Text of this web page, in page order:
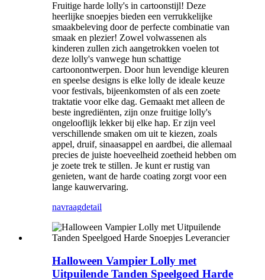
Fruitige harde lolly's in cartoonstijl! Deze
heerlijke snoepjes bieden een verrukkelijke
smaakbeleving door de perfecte combinatie van
smaak en plezier! Zowel volwassenen als
kinderen zullen zich aangetrokken voelen tot
deze lolly's vanwege hun schattige
cartoonontwerpen. Door hun levendige kleuren
en speelse designs is elke lolly de ideale keuze
voor festivals, bijeenkomsten of als een zoete
traktatie voor elke dag. Gemaakt met alleen de
beste ingrediënten, zijn onze fruitige lolly's
ongelooflijk lekker bij elke hap. Er zijn veel
verschillende smaken om uit te kiezen, zoals
appel, druif, sinaasappel en aardbei, die allemaal
precies de juiste hoeveelheid zoetheid hebben om
je zoete trek te stillen. Je kunt er rustig van
genieten, want de harde coating zorgt voor een
lange kauwervaring.
navraagdetail
Halloween Vampier Lolly met
Uitpuilende Tanden Speelgoed Harde